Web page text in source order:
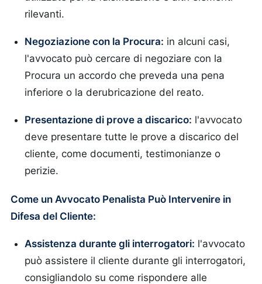
rilevanti.
Negoziazione con la Procura: in alcuni casi,
l'avvocato può cercare di negoziare con la
Procura un accordo che preveda una pena
inferiore o la derubricazione del reato.
Presentazione di prove a discarico: l'avvocato
deve presentare tutte le prove a discarico del
cliente, come documenti, testimonianze o
perizie.
Come un Avvocato Penalista Può Intervenire in
Difesa del Cliente:
Assistenza durante gli interrogatori: l'avvocato
può assistere il cliente durante gli interrogatori,
consigliandolo su come rispondere alle